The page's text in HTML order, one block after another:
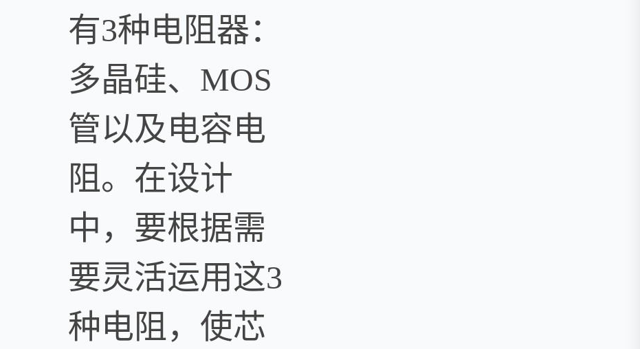
有3种电阻器：
多晶硅、MOS
管以及电容电
阻。在设计
中，要根据需
要灵活运用这3
种电阻，使芯